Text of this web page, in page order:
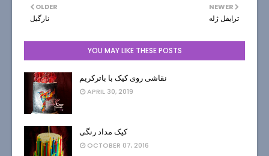
NEWER
ترايفل ژله
OLDER
نارگيل
YOU MAY LIKE THESE POSTS
نقاشی روی کیک با باترکریم
APRIL 30, 2019
کیک مداد رنگی
OCTOBER 07, 2016